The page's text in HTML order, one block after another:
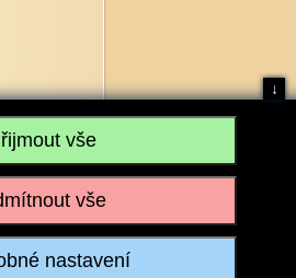
768 75 Loukov
w-software.com
↓